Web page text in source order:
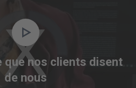
que nos clients disent
de nous
Video
Player
loading.